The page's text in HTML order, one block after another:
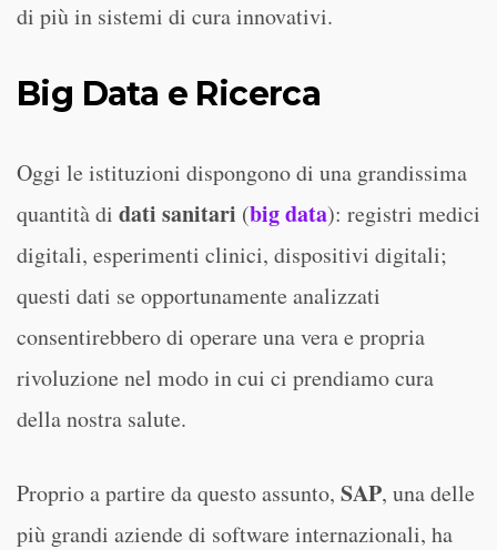
di più in sistemi di cura innovativi.
Big Data e Ricerca
Oggi le istituzioni dispongono di una grandissima
quantità di dati sanitari (big data): registri medici
digitali, esperimenti clinici, dispositivi digitali;
questi dati se opportunamente analizzati
consentirebbero di operare una vera e propria
rivoluzione nel modo in cui ci prendiamo cura
della nostra salute.
Proprio a partire da questo assunto, SAP, una delle
più grandi aziende di software internazionali, ha